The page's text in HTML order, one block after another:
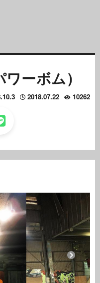
ーボム）
10262
2018.07.22